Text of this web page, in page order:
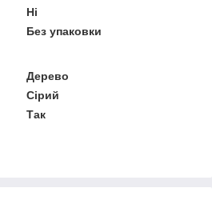
Ні
Без упаковки
Дерево
Сірий
Так